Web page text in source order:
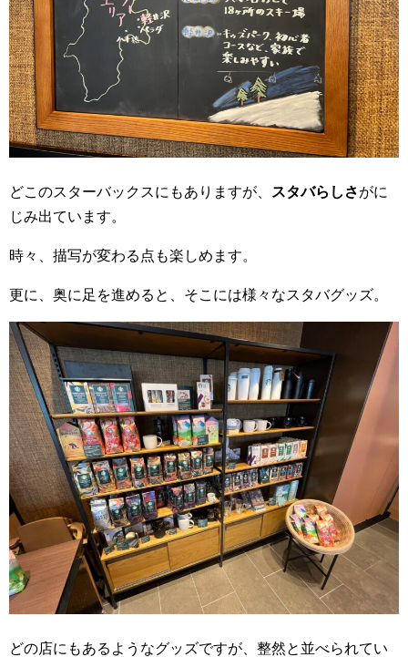
どこのスターバックスにもありますが、 スタバらしさがに
じみ出ています。
時々、描写が変わる点も楽しめます。
更に、奥に足を進めると、そこには様々なスタバグッズ。
どの店にもあるようなグッズですが、整然と並べられてい